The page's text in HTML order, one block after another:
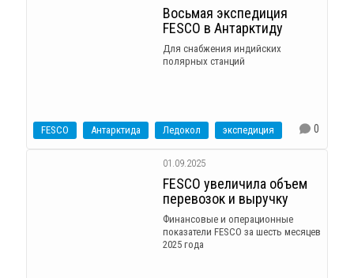
Восьмая экспедиция
FESCO в Антарктиду
Для снабжения индийских
полярных станций
FESCO Антарктида Ледокол экспедиция 0
01.09.2025
FESCO увеличила объем
перевозок и выручку
Финансовые и операционные
показатели FESCO за шесть месяцев
2025 года